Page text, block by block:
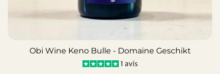
Obi Wine Keno Bulle - Domaine Geschikt
1 avis